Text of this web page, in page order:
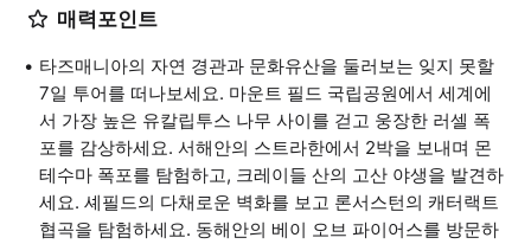
매력포인트
타즈매니아의 자연 경관과 문화유산을 둘러보는 잊지 못할
7일 투어를 떠나보세요. 마운트 필드 국립공원에서 세계에
서 가장 높은 유칼립투스 나무 사이를 걷고 웅장한 러셀 폭
포를 감상하세요. 서해안의 스트라한에서 2박을 보내며 몬
테수마 폭포를 탐험하고, 크레이들 산의 고산 야생을 발견하
세요. 셰필드의 다채로운 벽화를 보고 론서스턴의 캐터랙트
협곡을 탐험하세요. 동해안의 베이 오브 파이어스를 방문하